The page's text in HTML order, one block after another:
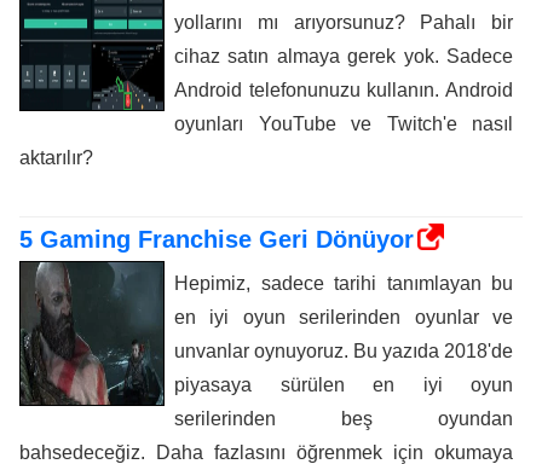
yollarını mı arıyorsunuz? Pahalı bir
cihaz satın almaya gerek yok. Sadece
Android telefonunuzu kullanın. Android
oyunları YouTube ve Twitch'e nasıl
aktarılır?
5 Gaming Franchise Geri Dönüyor
Hepimiz, sadece tarihi tanımlayan bu
en iyi oyun serilerinden oyunlar ve
unvanlar oynuyoruz. Bu yazıda 2018'de
piyasaya sürülen en iyi oyun
serilerinden beş oyundan
bahsedeceğiz. Daha fazlasını öğrenmek için okumaya